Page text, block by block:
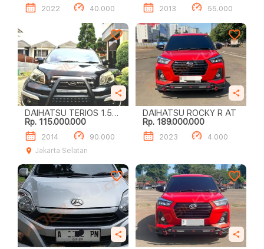
2022 40.000 2013 55.000
DAIHATSU TERIOS 1.5
TX
Rp. 115.000.000
2014
90.000
Jakarta Selatan
DAIHATSU ROCKY R AT
Rp. 189.000.000
2023 4.000